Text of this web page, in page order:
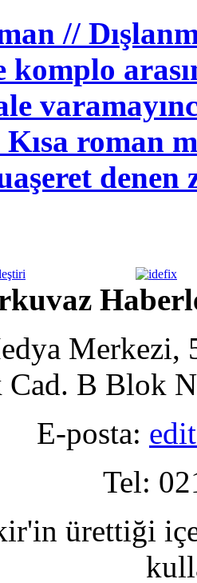
//
komplo
roman
denen
Merkezi,
Cad. B Blok
E-posta:
Tel:
ürettiği